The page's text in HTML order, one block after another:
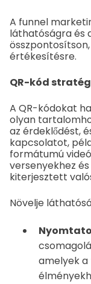
A funnel
láthatóságra és
értékesítésre.
QR-kód
A QR-kódokat
olyan
az érdeklődést,
kapcsolatot,
formátumú
versenyekhez
kiterjesztett
Növelje
amelyek a